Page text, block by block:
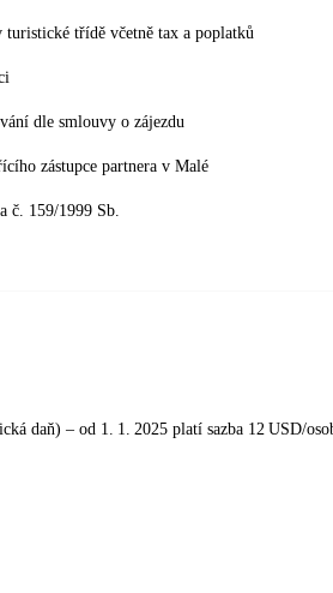
turistické třídě včetně tax a poplatků
dle smlouvy o zájezdu
zástupce partnera v Malé
č. 159/1999 Sb.
daň) – od 1. 1. 2025 platí sazba 12 USD/